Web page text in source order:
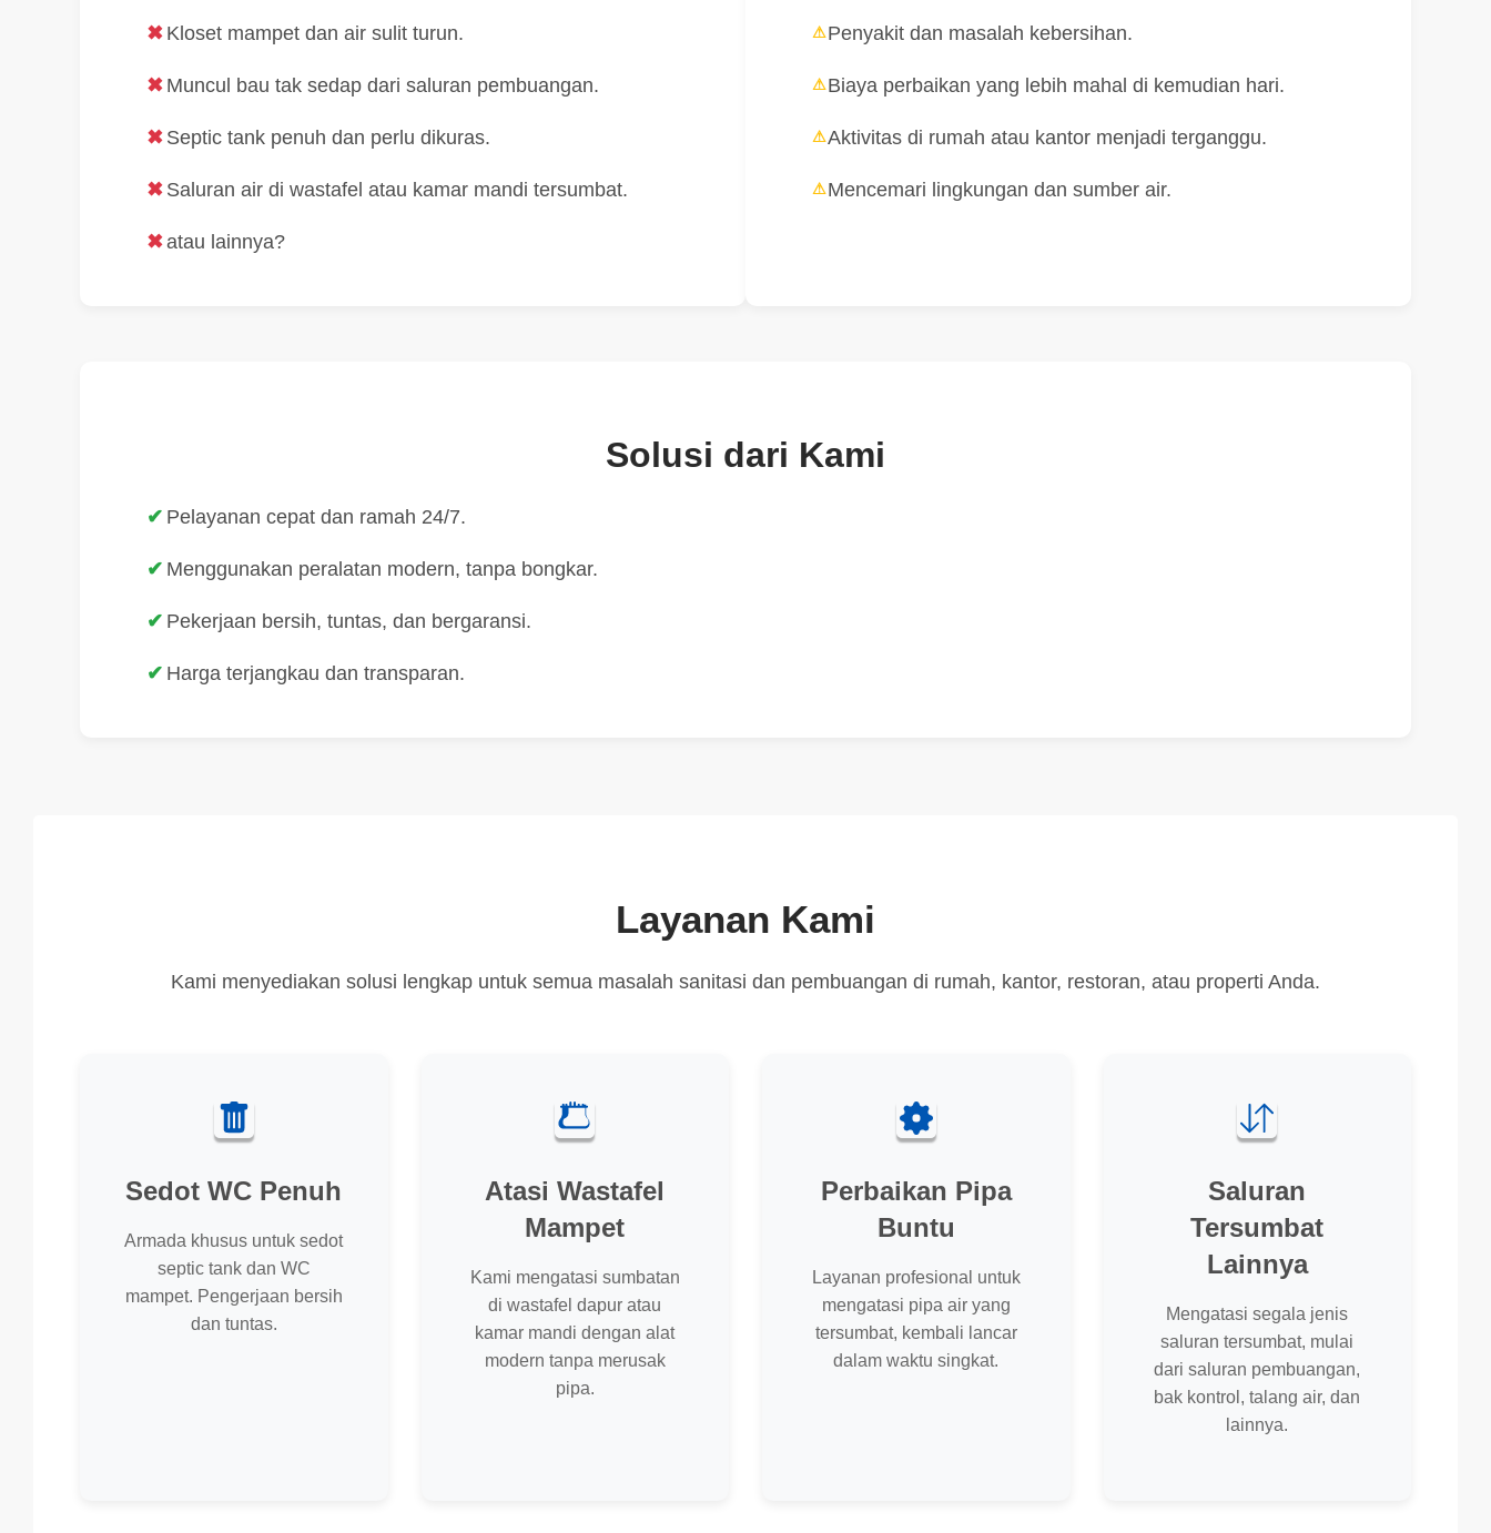
Kloset mampet dan air sulit turun.
Muncul bau tak sedap dari saluran pembuangan.
Septic tank penuh dan perlu dikuras.
Saluran air di wastafel atau kamar mandi tersumbat.
atau lainnya?
Penyakit dan masalah kebersihan.
Biaya perbaikan yang lebih mahal di kemudian hari.
Aktivitas di rumah atau kantor menjadi terganggu.
Mencemari lingkungan dan sumber air.
Solusi dari Kami
Pelayanan cepat dan ramah 24/7.
Menggunakan peralatan modern, tanpa bongkar.
Pekerjaan bersih, tuntas, dan bergaransi.
Harga terjangkau dan transparan.
Layanan Kami
Kami menyediakan solusi lengkap untuk semua masalah sanitasi dan pembuangan di rumah, kantor, restoran, atau properti Anda.
Sedot WC Penuh
Armada khusus untuk sedot
septic tank dan WC
mampet. Pengerjaan bersih
dan tuntas.
Atasi Wastafel
Mampet
Kami mengatasi sumbatan
di wastafel dapur atau
kamar mandi dengan alat
modern tanpa merusak
pipa.
Perbaikan Pipa
Buntu
Layanan profesional untuk
mengatasi pipa air yang
tersumbat, kembali lancar
dalam waktu singkat.
Saluran
Tersumbat
Lainnya
Mengatasi segala jenis
saluran tersumbat, mulai
dari saluran pembuangan,
bak kontrol, talang air, dan
lainnya.